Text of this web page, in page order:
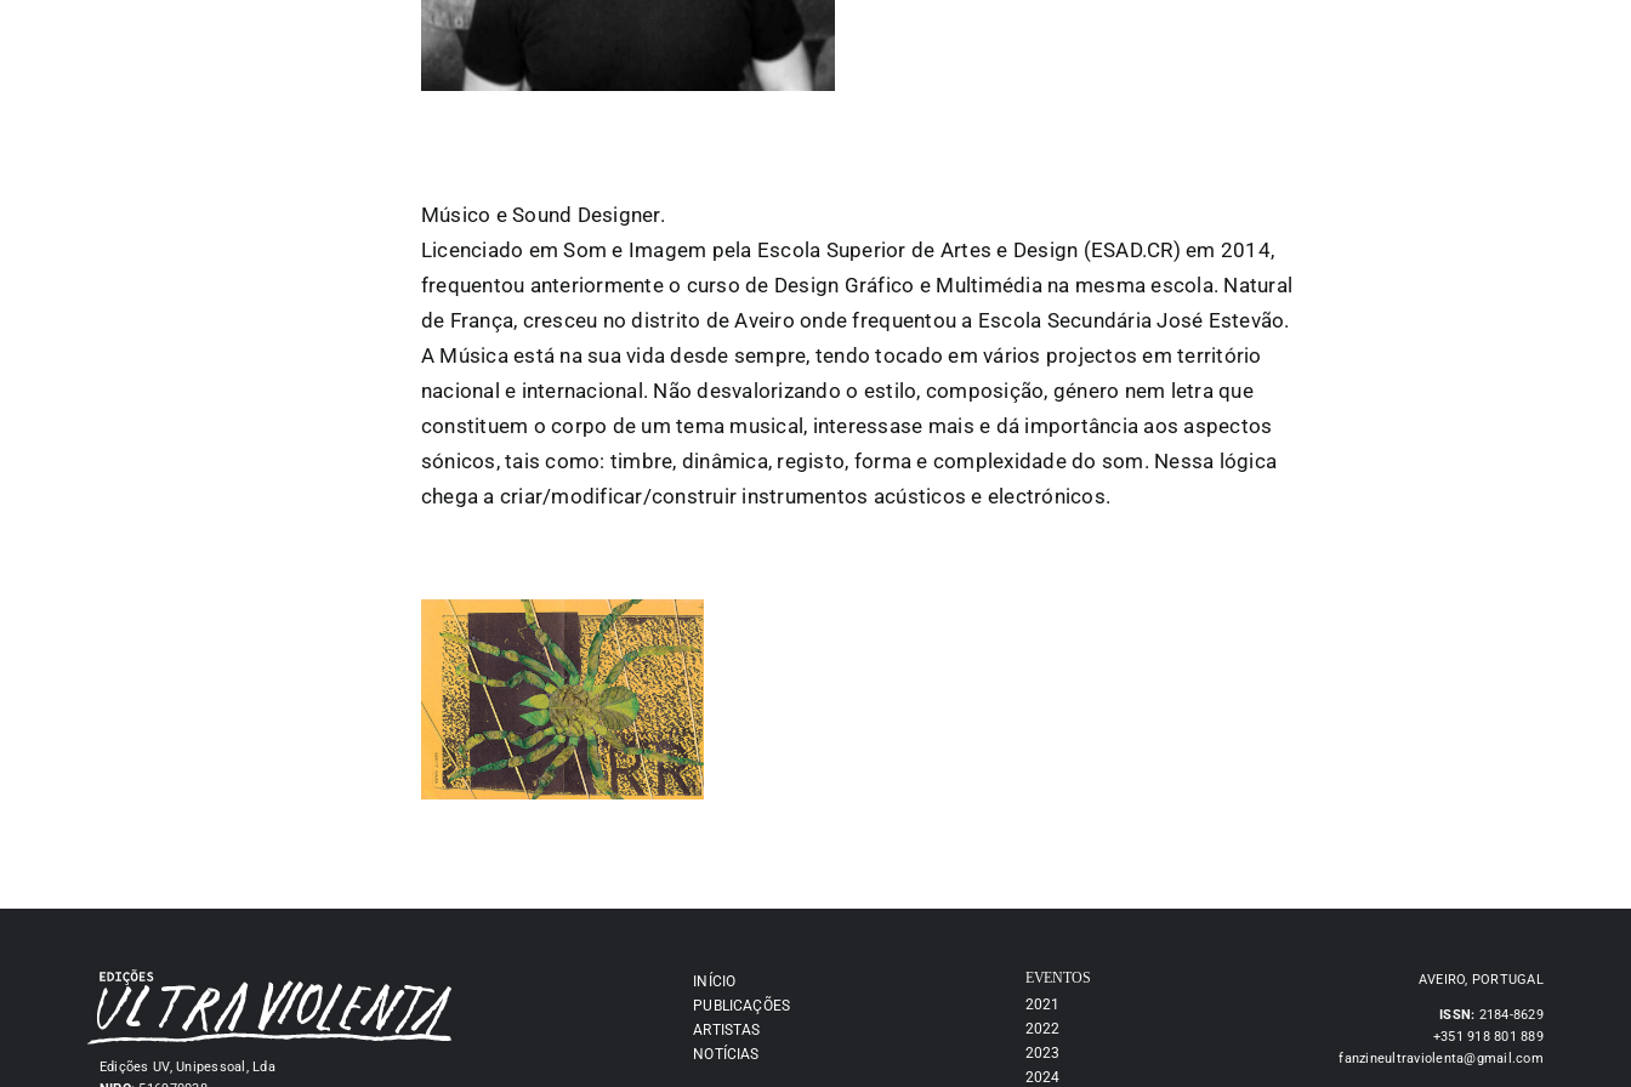
Músico e Sound Designer.
Licenciado em Som e Imagem pela Escola Superior de Artes e Design (ESAD.CR) em 2014,
frequentou anteriormente o curso de Design Gráfico e Multimédia na mesma escola. Natural
de França, cresceu no distrito de Aveiro onde frequentou a Escola Secundária José Estevão.
A Música está na sua vida desde sempre, tendo tocado em vários projectos em território
nacional e internacional. Não desvalorizando o estilo, composição, género nem letra que
constituem o corpo de um tema musical, interessase mais e dá importância aos aspectos
sónicos, tais como: timbre, dinâmica, registo, forma e complexidade do som. Nessa lógica
chega a criar/modificar/construir instrumentos acústicos e electrónicos.
Edições UV, Unipessoal, Lda
INÍCIO
PUBLICAÇÕES
ARTISTAS
NOTÍCIAS
EVENTOS
2021
2022
2023
2024
AVEIRO, PORTUGAL
ISSN: 2184-8629
+351 918 801 889
fanzineultraviolenta@gmail.com